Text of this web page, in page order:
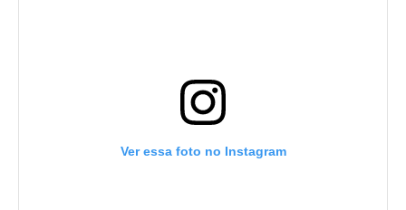
Ver essa foto no Instagram